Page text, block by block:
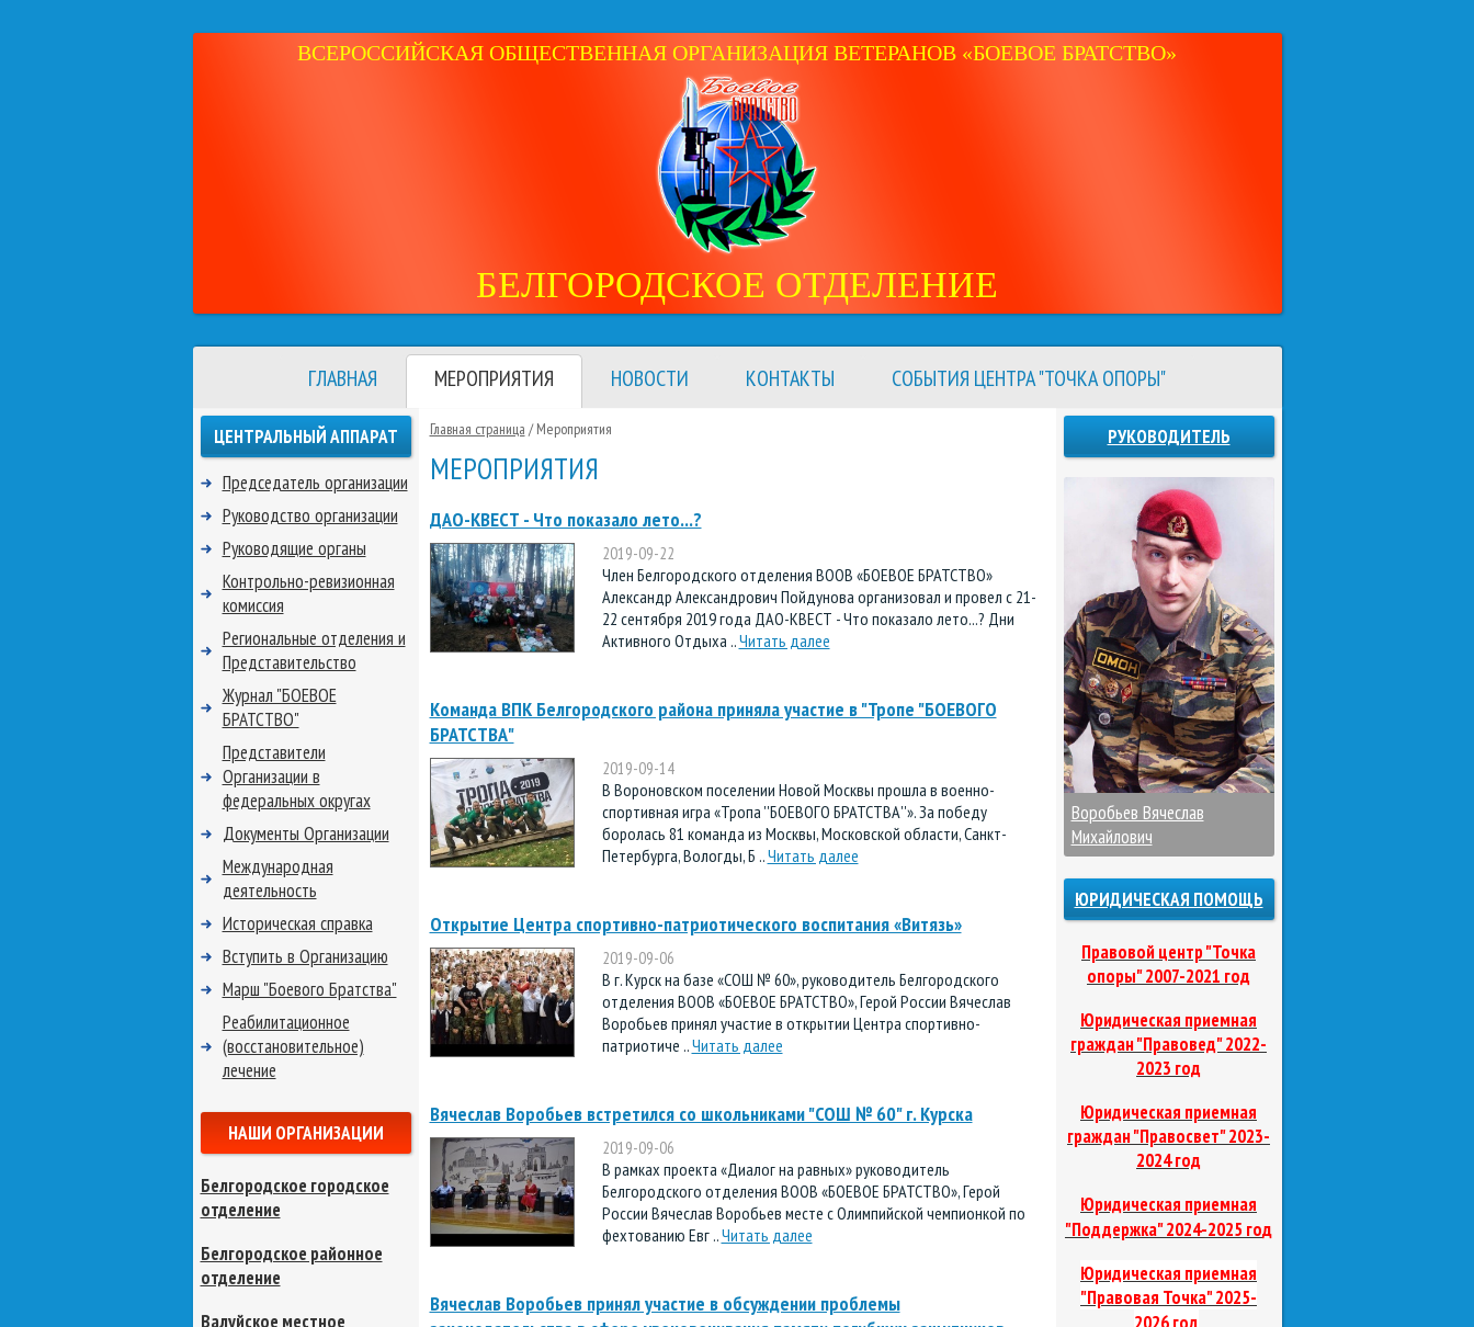
ВСЕРОССИЙСКАЯ ОБЩЕСТВЕННАЯ ОРГАНИЗАЦИЯ ВЕТЕРАНОВ «БОЕВОЕ БРАТСТВО»
БЕЛГОРОДСКОЕ ОТДЕЛЕНИЕ
ГЛАВНАЯ МЕРОПРИЯТИЯ НОВОСТИ КОНТАКТЫ СОБЫТИЯ ЦЕНТРА "ТОЧКА ОПОРЫ"
Главная страница /Мероприятия
МЕРОПРИЯТИЯ
ДАО-КВЕСТ - Что показало лето...?
2019-09-22
Член Белгородского отделения ВООВ «БОЕВОЕ БРАТСТВО»
Александр Александрович Пойдунова организовал и провел с 21-
22 сентября 2019 года ДАО-КВЕСТ - Что показало лето...? Дни
Активного Отдыха ..Читать далее
Команда ВПК Белгородского района приняла участие в "Тропе "БОЕВОГО
БРАТСТВА"
2019-09-14
В Вороновском поселении Новой Москвы прошла в военно-
спортивная игра «Тропа ''БОЕВОГО БРАТСТВА''». За победу
боролась 81 команда из Москвы, Московской области, Санкт-
Петербурга, Вологды, Б ..Читать далее
Открытие Центра спортивно-патриотического воспитания «Витязь»
2019-09-06
В г. Курск на базе «СОШ № 60», руководитель Белгородского
отделения ВООВ «БОЕВОЕ БРАТСТВО», Герой России Вячеслав
Воробьев принял участие в открытии Центра спортивно-
патриотиче ..Читать далее
Вячеслав Воробьев встретился со школьниками "СОШ № 60" г. Курска
2019-09-06
В рамках проекта «Диалог на равных» руководитель
Белгородского отделения ВООВ «БОЕВОЕ БРАТСТВО», Герой
России Вячеслав Воробьев месте с Олимпийской чемпионкой по
фехтованию Евг ..Читать далее
Вячеслав Воробьев принял участие в обсуждении проблемы
ЦЕНТРАЛЬНЫЙ АППАРАТ
Председатель организации
Руководство организации
Руководящие органы
Контрольно-ревизионная
комиссия
Региональные отделения и
Представительство
Журнал "БОЕВОЕ
БРАТСТВО"
Представители
Организации в
федеральных округах
Документы Организации
Международная
деятельность
Историческая справка
Вступить в Организацию
Марш "Боевого Братства"
Реабилитационное
(восстановительное)
лечение
НАШИ ОРГАНИЗАЦИИ
Белгородское городское
отделение
Белгородское районное
отделение
Валуйское местное
РУКОВОДИТЕЛЬ
Воробьев Вячеслав
Михайлович
ЮРИДИЧЕСКАЯ ПОМОЩЬ
Правовой центр "Точка
опоры" 2007-2021 год
Юридическая приемная
граждан "Правовед"2022-
2023 год
Юридическая приемная
граждан "Правосвет"2023-
2024 год
Юридическая приемная
"Поддержка"2024-2025 год
Юридическая приемная
"Правовая Точка"2025-